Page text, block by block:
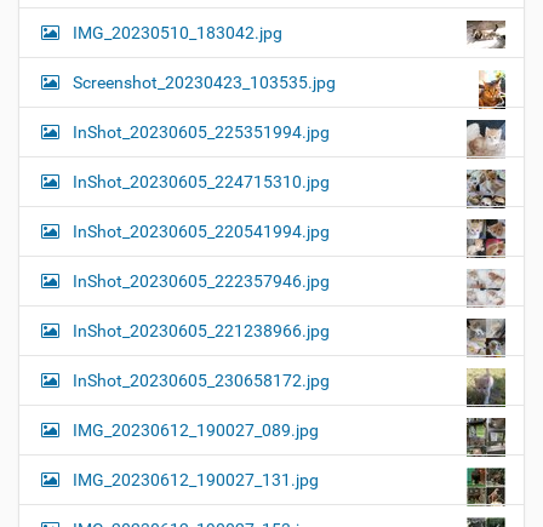
IMG_20230510_183042.jpg
Screenshot_20230423_103535.jpg
InShot_20230605_225351994.jpg
InShot_20230605_224715310.jpg
InShot_20230605_220541994.jpg
InShot_20230605_222357946.jpg
InShot_20230605_221238966.jpg
InShot_20230605_230658172.jpg
IMG_20230612_190027_089.jpg
IMG_20230612_190027_131.jpg